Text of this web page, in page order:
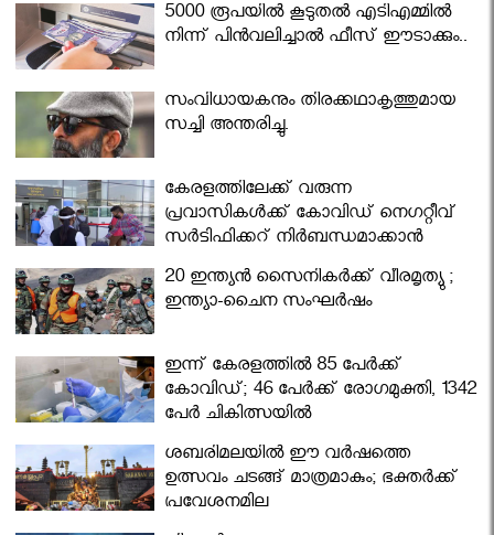
5000 രൂപയിൽ കൂടുതൽ എടിഎമ്മിൽ
നിന്ന് പിൻവലിച്ചാൽ ഫീസ് ഈടാക്കും..
സംവിധായകനും തിരക്കഥാകൃത്തുമായ
സച്ചി അന്തരിച്ചു.
കേരളത്തിലേക്ക് വരുന്ന
പ്രവാസികള്‍ക്ക് കോവിഡ് നെഗറ്റീവ്
സര്‍ട്ടിഫിക്കറ്റ് നിർബന്ധമാക്കാൻ
മന്ത്രിസഭ
20 ഇന്ത്യൻ സൈനികർക്ക് വീരമൃത്യു ;
ഇന്ത്യാ-ചൈന സംഘർഷം
ഇന്ന് കേരളത്തിൽ 85 പേർക്ക്
കോവിഡ്; 46 പേർക്ക് രോഗമുക്തി, 1342
പേർ ചികിത്സയിൽ
ശബരിമലയില്‍ ഈ വർഷത്തെ
ഉത്സവം ചടങ്ങ് മാത്രമാകും; ഭക്തർക്ക്
പ്രവേശനമില്ല